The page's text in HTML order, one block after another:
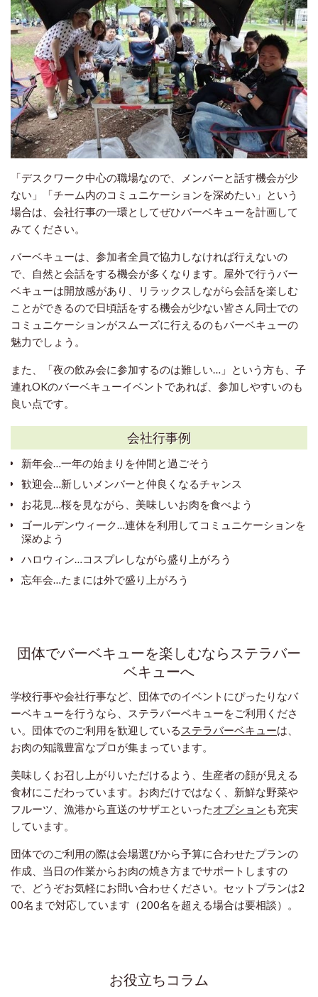
「デスクワーク中心の職場なので、メンバーと話す機会が少
ない」「チーム内のコミュニケーションを深めたい」という
場合は、会社行事の一環としてぜひバーベキューを計画して
みてください。
バーベキューは、参加者全員で協力しなければ行えないの
で、自然と会話をする機会が多くなります。屋外で行うバー
ベキューは開放感があり、リラックスしながら会話を楽しむ
ことができるので日頃話をする機会が少ない皆さん同士での
コミュニケーションがスムーズに行えるのもバーベキューの
魅力でしょう。
また、「夜の飲み会に参加するのは難しい…」という方も、子
連れOKのバーベキューイベントであれば、参加しやすいのも
良い点です。
会社行事例
新年会…一年の始まりを仲間と過ごそう
歓迎会…新しいメンバーと仲良くなるチャンス
お花見…桜を見ながら、美味しいお肉を食べよう
ゴールデンウィーク…連休を利用してコミュニケーションを
深めよう
ハロウィン…コスプレしながら盛り上がろう
忘年会…たまには外で盛り上がろう
団体でバーベキューを楽しむならステラバー
ベキューへ
学校行事や会社行事など、団体でのイベントにぴったりなバ
ーベキューを行うなら、ステラバーベキューをご利用くださ
い。団体でのご利用を歓迎している ステラバーベキューは、
お肉の知識豊富なプロが集まっています。
美味しくお召し上がりいただけるよう、生産者の顔が見える
食材にこだわっています。お肉だけではなく、新鮮な野菜や
フルーツ、漁港から直送のサザエといったオプション も充実
しています。
団体でのご利用の際は会場選びから予算に合わせたプランの
作成、当日の作業からお肉の焼き方までサポートしますの
で、どうぞお気軽にお問い合わせください。セットプランは2
00名まで対応しています（200名を超える場合は要相談）。
お役立ちコラム